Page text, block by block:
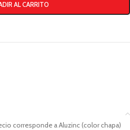
AL CARRITO
corresponde a Aluzinc (color chapa)